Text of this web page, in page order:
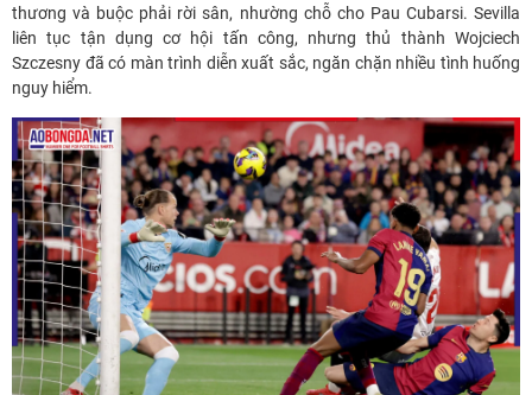
thương và buộc phải rời sân, nhường chỗ cho Pau Cubarsi. Sevilla
liên tục tận dụng cơ hội tấn công, nhưng thủ thành Wojciech
Szczesny đã có màn trình diễn xuất sắc, ngăn chặn nhiều tình huống
nguy hiểm.